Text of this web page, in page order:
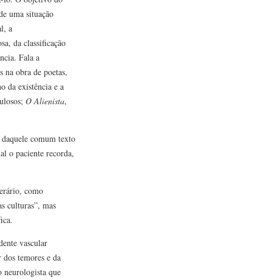
uma situação
a
da classificação
Fala a
obra de poetas,
da existência e a
O Alienista,
comum texto
o paciente recorda,
como
culturas”, mas
vascular
temores e da
neurologista que